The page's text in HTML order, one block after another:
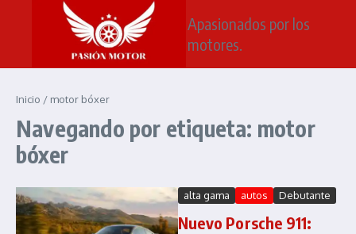
Saltar al contenido
Apasionados por los
motores.
Inicio / motor bóxer
Navegando por etiqueta: motor
bóxer
alta gama autos Debutante
Nuevo Porsche 911: